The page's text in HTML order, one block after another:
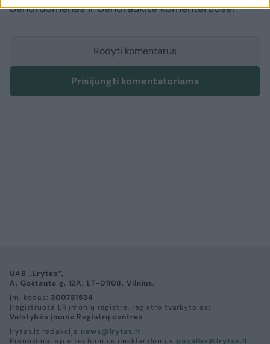
bendruomenės ir bendraukite komentaruose!
Rodyti komentarus
Prisijungti komentatoriams
UAB „Lrytas“,
A. Goštauto g. 12A, LT-01108, Vilnius.
Įm. kodas: 300781534
Įregistruota LR įmonių registre, registro tvarkytojas:
Valstybės įmonė Registrų centras
lrytas.lt redakcija news@lrytas.lt
Pranešimai apie techninius nesklandumus pagalba@lrytas.lt